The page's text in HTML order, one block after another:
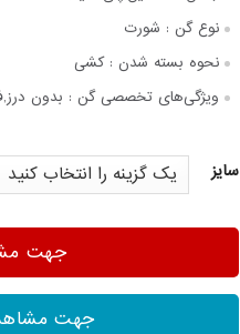
نوع گن : شورت
نحوه بسته شدن : کشی
ویژگی‌های تخصصی گن : بدون
سایز
جهت
جهت